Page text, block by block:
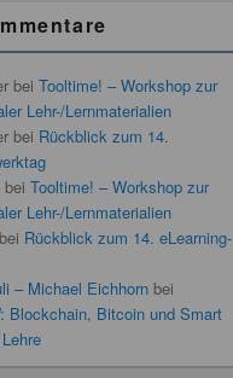
bei Tooltime! – Workshop zur
Lehr-/Lernmaterialien
bei Rückblick zum 14.
bei Tooltime! – Workshop zur
Lehr-/Lernmaterialien
bei Rückblick zum 14. eLearning-
– Michael Eichhorn bei
Blockchain, Bitcoin und Smart